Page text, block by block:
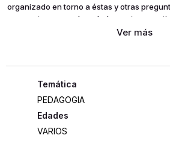
organizado en torno a éstas y otras
respuestas que se han dado a estas
sólo a quienes quieren escribir sino
PEDAGOGIA
Edades
VARIOS